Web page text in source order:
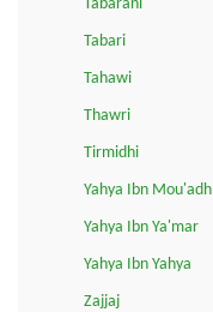
Tabarani
Tabari
Tahawi
Thawri
Tirmidhi
Yahya Ibn Mou'adh
Yahya Ibn Ya'mar
Yahya Ibn Yahya
Zajjaj